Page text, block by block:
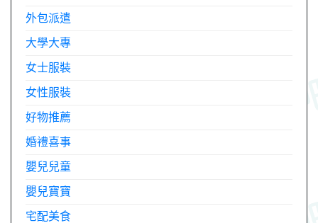
外包派遣
大學大專
女士服裝
女性服裝
好物推薦
婚禮喜事
嬰兒兒童
嬰兒寶寶
宅配美食